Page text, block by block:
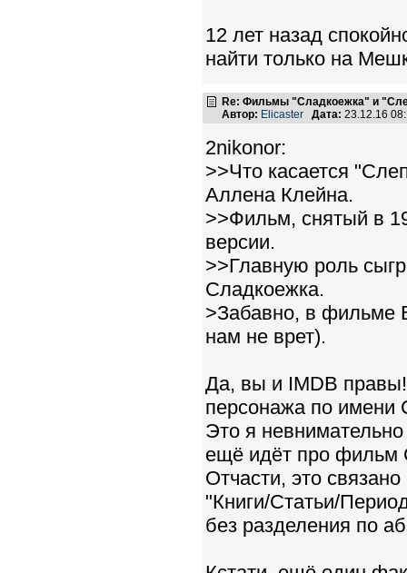
12 лет назад
найти только на
Re: Фильмы "Сладкоежка" и
Автор: Elicaster Дата: 23.12.16
2nikonor:
>>Что касается
Аллена Клейна.
>>Фильм, снятый в
версии.
>>Главную роль
Сладкоежка.
>Забавно, в фильме
нам не врет).
Да, вы и IMDB
персонажа по имени
Это я
ещё идёт про фильм
Отчасти, это
"Книги/Статьи/
без разделения по